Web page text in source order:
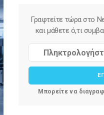
Γραφτείτε τώρα στο
και μάθετε ό,τι
Μπορείτε να